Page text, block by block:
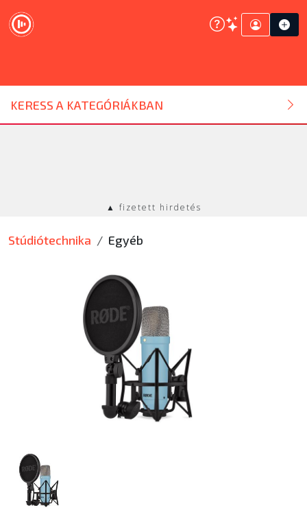
KERESS A KATEGÓRIÁKBAN
DJ ESZKÖZ
HANGTECHNIKA
SZOLGÁLTATÁSOK
▲ fizetett hirdetés
Stúdiótechnika Egyéb